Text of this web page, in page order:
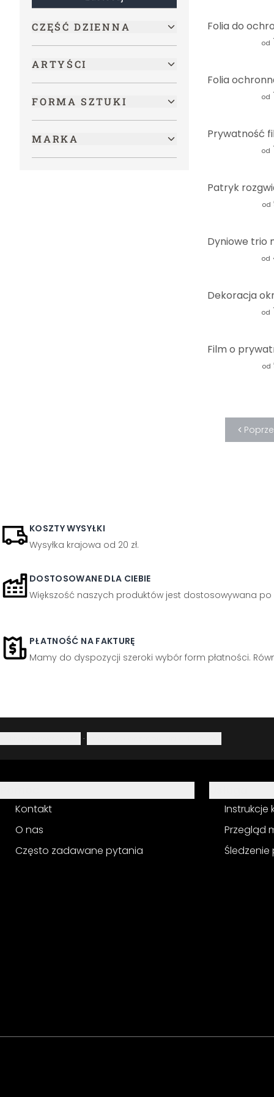
Muzyka (1)
Morski )
LGBTQIA+ (1)
Moda i uroda
CZĘŚĆ DZIENNA
ARTYŚCI
FORMA SZTUKI
MARKA
od
od
od
od
od
od
od
KOSZTY WYSYŁKI
Wysyłka krajowa od 20 zł.
DOSTOSOWANE DLA CIEBIE
Większość naszych produktów jest dostosowywana
PŁATNOŚĆ NA FAKTURĘ
Mamy do dyspozycji szeroki wybór form płatności.
·
Kontakt
O nas
Często zadawane pytania
Instrukcje
Przegląd
Śledzenie